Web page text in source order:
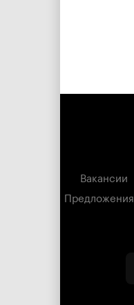
Вакансии
Предложения